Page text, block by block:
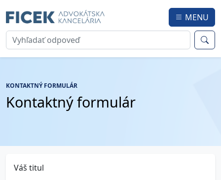
MENU
KONTAKTNÝ FORMULÁR
Kontaktný formulár
Váš titul